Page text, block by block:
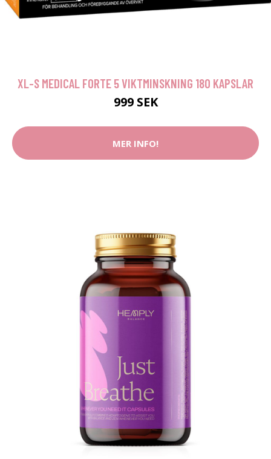
XL-S MEDICAL FORTE 5 VIKTMINSKNING 180 KAPSLAR
999 SEK
MER INFO!